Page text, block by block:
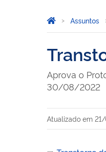
Você está aqui:
Página Inicial
Assuntos
Aprova o
30/08/2022
Atualizado em